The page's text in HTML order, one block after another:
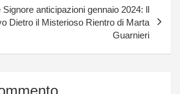
Signore anticipazioni gennaio 2024: ll
Dietro il Misterioso Rientro di Marta
Guarnieri